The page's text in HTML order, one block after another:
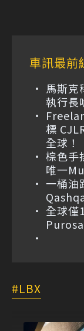
車訊最前
馬斯克
執行長
標
全球！
棕色手
唯一
一桶油
全球僅
LBX